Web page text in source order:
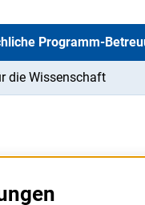
Programm-
die Wissenschaft